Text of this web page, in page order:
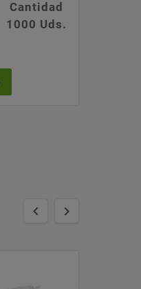
Cantidad
1000 Uds.
 